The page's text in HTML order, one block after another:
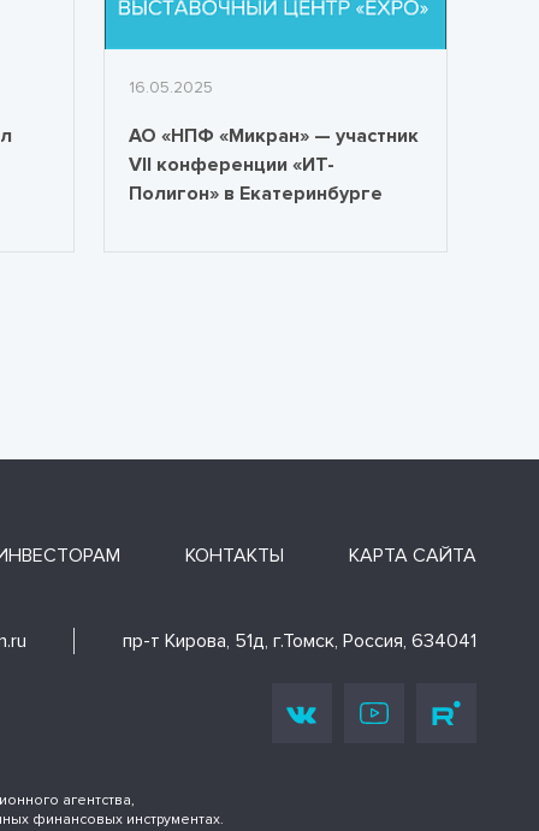
16.05.2025
АО «НПФ «Микран» — участник
VII конференции «ИТ-
Полигон» в Екатеринбурге
КОНТАКТЫ КАРТА САЙТА
пр-т Кирова, 51д, г.Томск, Россия, 634041
агентства,
финансовых инструментах.